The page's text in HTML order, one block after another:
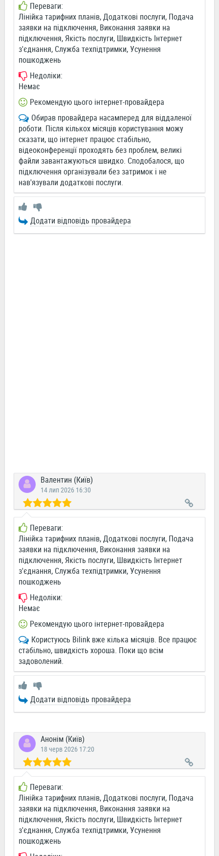
Переваги:
Лінійка тарифних планів, Додаткові послуги, Подача
заявки на підключення, Виконання заявки на
підключення, Якість послуги, Швидкість Інтернет
з'єднання, Служба техпідтримки, Усунення
пошкоджень
Недоліки:
Немає
Рекомендую цього інтернет-провайдера
Обирав провайдера насамперед для віддаленої
роботи. Після кількох місяців користування можу
сказати, що інтернет працює стабільно,
відеоконференції проходять без проблем, великі
файли завантажуються швидко. Сподобалося, що
підключення організували без затримок і не
нав'язували додаткові послуги.
Додати відповідь провайдера
Валентин (Київ)
14 лип 2026 16:30
Переваги:
Лінійка тарифних планів, Додаткові послуги, Подача
заявки на підключення, Виконання заявки на
підключення, Якість послуги, Швидкість Інтернет
з'єднання, Служба техпідтримки, Усунення
пошкоджень
Недоліки:
Немає
Рекомендую цього інтернет-провайдера
Користуюсь Bilink вже кілька місяців. Все працює
стабільно, швидкість хороша. Поки що всім
задоволений.
Додати відповідь провайдера
Анонім (Київ)
18 черв 2026 17:20
Переваги:
Лінійка тарифних планів, Додаткові послуги, Подача
заявки на підключення, Виконання заявки на
підключення, Якість послуги, Швидкість Інтернет
з'єднання, Служба техпідтримки, Усунення
пошкоджень